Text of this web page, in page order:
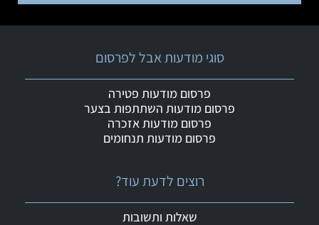
רוצים לדעת עוד?
שאלות ותשובות
סוגי מודעות אבל לפרסום
פרסום מודעות פטירה
פרסום מודעות השתתפות בצער
פרסום מודעות אזכרה
פרסום מודעות תנחומים